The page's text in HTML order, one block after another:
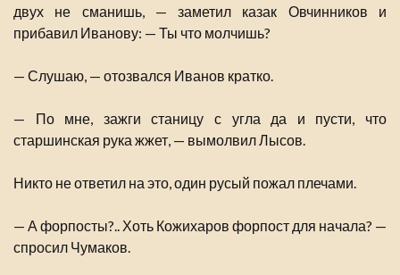
двух не сманишь, — заметил казак Овчинников и
прибавил Иванову: — Ты что молчишь?
— Слушаю, — отозвался Иванов кратко.
— По мне, зажги станицу с угла да и пусти, что
старшинская рука жжет, — вымолвил Лысов.
Никто не ответил на это, один русый пожал плечами.
— А форпосты?.. Хоть Кожихаров форпост для начала? —
спросил Чумаков.